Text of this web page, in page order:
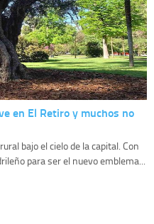
en El Retiro y muchos no
bajo el cielo de la capital. Con
para ser el nuevo emblema...